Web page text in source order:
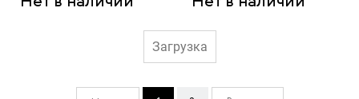
Загрузка